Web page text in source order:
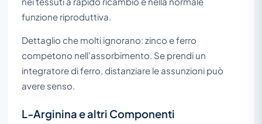
funzione riproduttiva.
Dettaglio che molti ignorano: zinco e ferro
competono nell’assorbimento. Se prendi un
integratore di ferro, distanziare le assunzioni può
avere senso.
L-Arginina e altri Componenti